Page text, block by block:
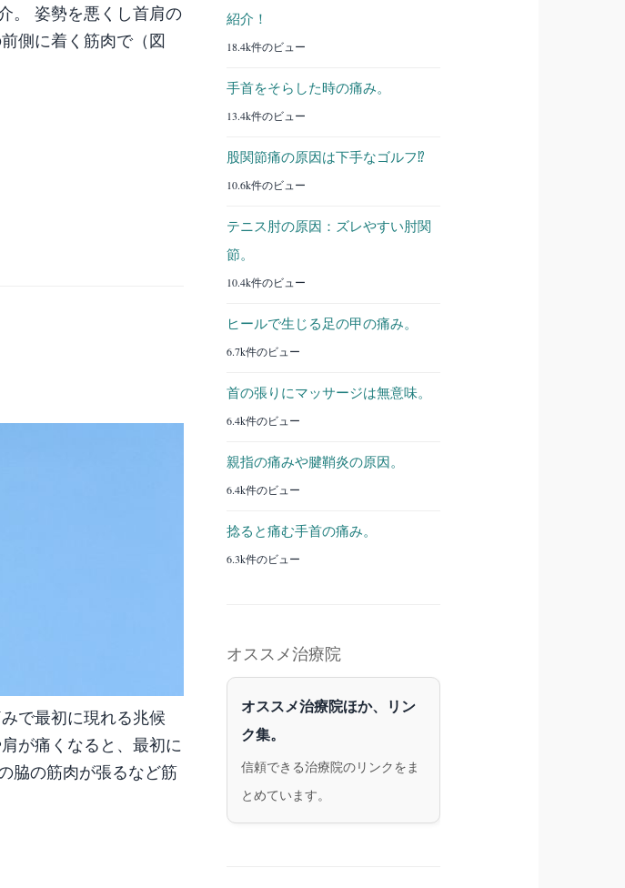
。 姿勢を悪くし首肩の
側に着く筋肉で（図
で最初に現れる兆候
が痛くなると、最初に
脇の筋肉が張るなど筋
紹介！
18.4k件のビュー
手首をそらした時の痛み。
13.4k件のビュー
股関節痛の原因は下手なゴルフ⁉︎
10.6k件のビュー
テニス肘の原因：ズレやすい肘関
節。
10.4k件のビュー
ヒールで生じる足の甲の痛み。
6.7k件のビュー
首の張りにマッサージは無意味。
6.4k件のビュー
親指の痛みや腱鞘炎の原因。
6.4k件のビュー
捻ると痛む手首の痛み。
6.3k件のビュー
オススメ治療院
オススメ治療院ほか、リン
ク集。
信頼できる治療院のリンクをま
とめています。